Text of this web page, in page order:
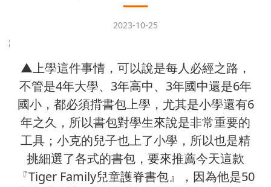
2023-10-25
▲上學這件事情，可以說是每人必經之路，
不管是4年大學、3年高中、3年國中還是6年
國小，都必須揹書包上學，尤其是小學還有6
年之久，所以書包對學生來說是非常重要的
工具；小克的兒子也上了小學，所以也是精
挑細選了各式的書包，要來推薦今天這款
『Tiger Family兒童護脊書包』，因為他是50